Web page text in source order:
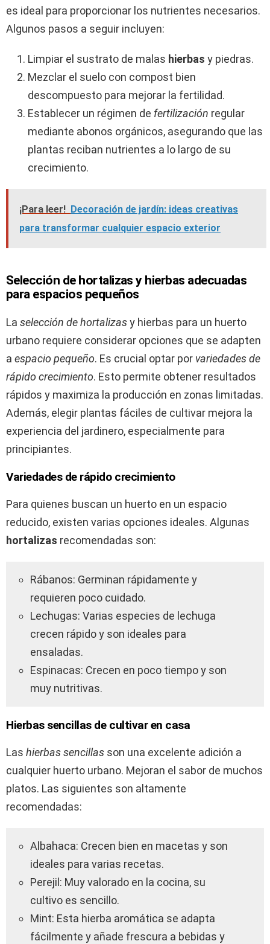
es ideal para proporcionar los nutrientes necesarios.
Algunos pasos a seguir incluyen:
Limpiar el sustrato de malas hierbas y piedras.
Mezclar el suelo con compost bien
descompuesto para mejorar la fertilidad.
Establecer un régimen de fertilización regular
mediante abonos orgánicos, asegurando que las
plantas reciban nutrientes a lo largo de su
crecimiento.
¡Para leer! Decoración de jardín: ideas creativas
para transformar cualquier espacio exterior
Selección de hortalizas y hierbas adecuadas
para espacios pequeños
La selección de hortalizasy hierbas para un huerto
urbano requiere considerar opciones que se adapten
a espacio pequeño. Es crucial optar por variedades de
rápido crecimiento. Esto permite obtener resultados
rápidos y maximiza la producción en zonas limitadas.
Además, elegir plantas fáciles de cultivar mejora la
experiencia del jardinero, especialmente para
principiantes.
Variedades de rápido crecimiento
Para quienes buscan un huerto en un espacio
reducido, existen varias opciones ideales. Algunas
hortalizas recomendadas son:
Rábanos: Germinan rápidamente y
requieren poco cuidado.
Lechugas: Varias especies de lechuga
crecen rápido y son ideales para
ensaladas.
Espinacas: Crecen en poco tiempo y son
muy nutritivas.
Hierbas sencillas de cultivar en casa
Las hierbas sencillas son una excelente adición a
cualquier huerto urbano. Mejoran el sabor de muchos
platos. Las siguientes son altamente
recomendadas:
Albahaca: Crecen bien en macetas y son
ideales para varias recetas.
Perejil: Muy valorado en la cocina, su
cultivo es sencillo.
Mint: Esta hierba aromática se adapta
fácilmente y añade frescura a bebidas y